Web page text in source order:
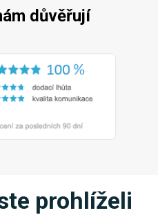
důvěřují
prohlíželi